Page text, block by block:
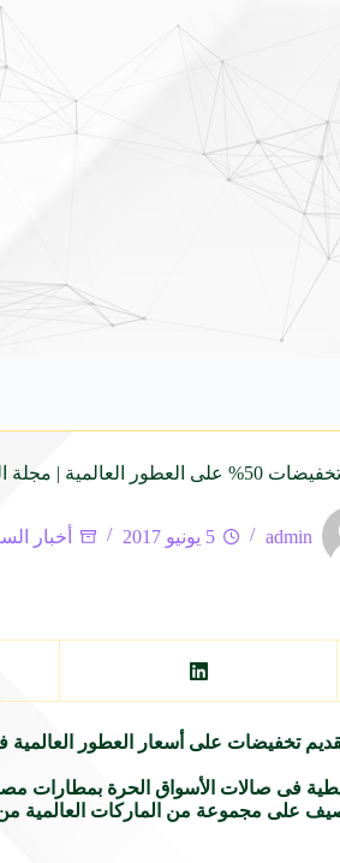
شاماس” يقدّم تجربة
مجلة السياحة العربية
admin 5 يونيو 2017 أخبار
تخفيضات على أسعار العطور
فى صالات الأسواق الحرة بمطارات